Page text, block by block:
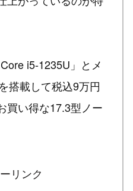
i5-1235U」とメ
搭載して税込9万円
買い得な17.3型ノー
リンク